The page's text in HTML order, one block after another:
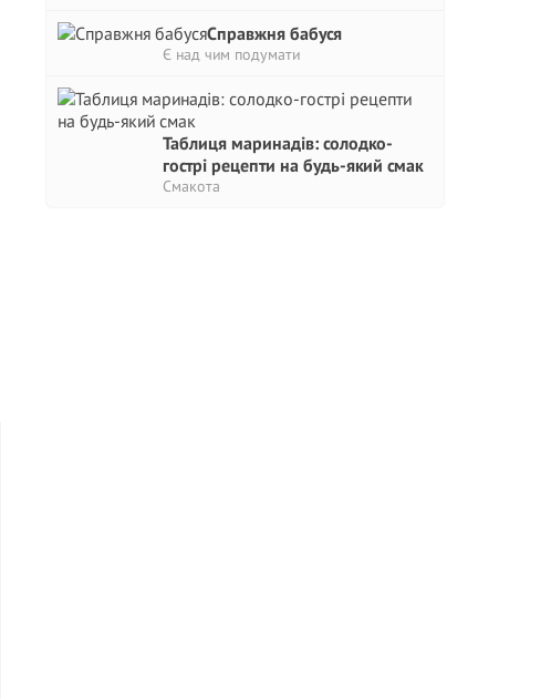
Справжня бабуся
Є над чим подумати
Таблиця маринадів: солодко-
гострі рецепти на будь-який смак
Смакота